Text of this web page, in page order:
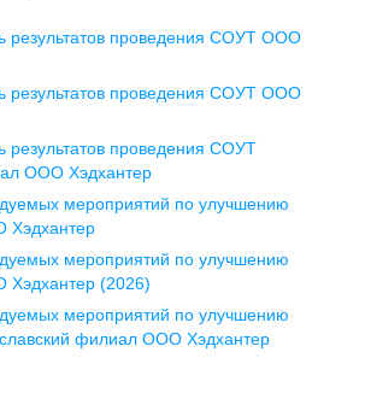
д. 10,
д. 2А, этаж 3,
результатов проведения СОУТ ООО
результатов проведения СОУТ ООО
результатов проведения СОУТ
ООО Хэдхантер
мероприятий по улучшению
Хэдхантер
мероприятий по улучшению
Хэдхантер (2026)
мероприятий по улучшению
филиал ООО Хэдхантер